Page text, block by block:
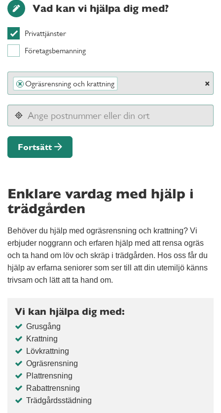
Vad kan vi hjälpa dig med?
Privattjänster
Företagsbemanning
×
× Ogräsrensning och krattning
Fortsätt
Enklare vardag med hjälp i
trädgården
Behöver du hjälp med ogräsrensning och krattning? Vi
erbjuder noggrann och erfaren hjälp med att rensa ogräs
och ta hand om löv och skräp i trädgården. Hos oss får du
hjälp av erfarna seniorer som ser till att din utemiljö känns
trivsam och lätt att ta hand om.
Vi kan hjälpa dig med:
Grusgång
Krattning
Lövkrattning
Ogräsrensning
Plattrensning
Rabattrensning
Trädgårdsstädning